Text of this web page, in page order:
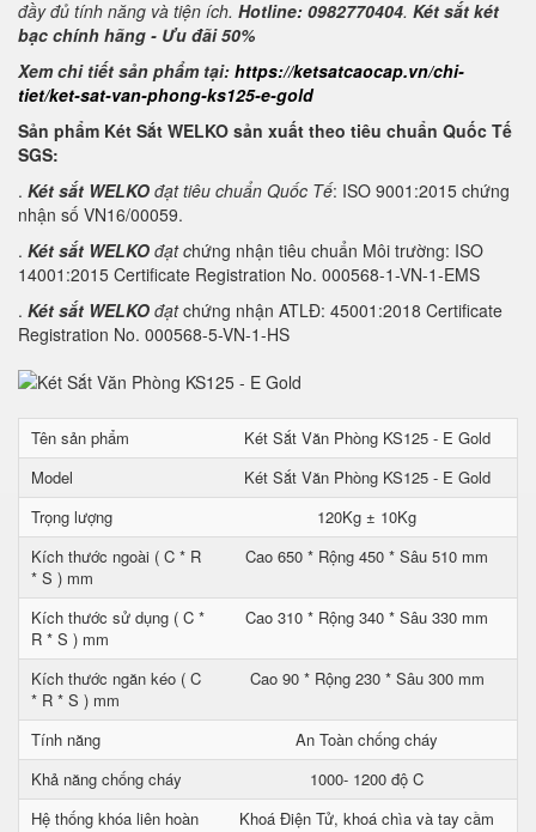
đầy đủ tính năng và tiện ích. Hotline: 0982770404. Két sắt két
bạc chính hãng - Ưu đãi 50%
Xem chi tiết sản phẩm tại: https://ketsatcaocap.vn/chi-
tiet/ket-sat-van-phong-ks125-e-gold
Sản phẩm Két Sắt WELKO sản xuất theo tiêu chuẩn Quốc Tế
SGS:
. Két sắt WELKO đạt tiêu chuẩn Quốc Tế: ISO 9001:2015 chứng
nhận số VN16/00059.
. Két sắt WELKO đạt chứng nhận tiêu chuẩn Môi trường: ISO
14001:2015 Certificate Registration No. 000568-1-VN-1-EMS
. Két sắt WELKO đạtchứng nhận ATLĐ: 45001:2018 Certificate
Registration No. 000568-5-VN-1-HS
Tên sản phẩm
Két Sắt Văn Phòng KS125 - E Gold
Model
Két Sắt Văn Phòng KS125 - E Gold
Trọng lượng
120Kg ± 10Kg
Kích thước ngoài ( C * R
* S ) mm
Cao 650 * Rộng 450 * Sâu 510 mm
Kích thước sử dụng ( C *
R * S ) mm
Cao 310 * Rộng 340 * Sâu 330 mm
Kích thước ngăn kéo ( C
* R * S ) mm
Cao 90 * Rộng 230 * Sâu 300 mm
Tính năng
An Toàn chống cháy
Khả năng chống cháy
1000- 1200 độ C
Hệ thống khóa liên hoàn
Khoá Điện Tử, khoá chìa và tay cầm